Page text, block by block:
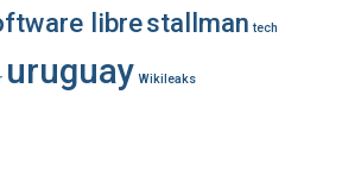
librestallman tech
uruguay Wikileaks